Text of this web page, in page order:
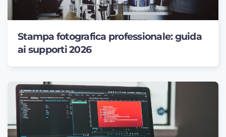
Stampa fotografica professionale: guida
ai supporti 2026